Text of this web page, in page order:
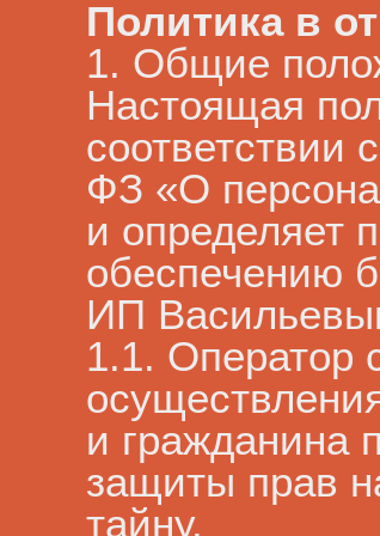
Политика в
1. Общие
Настоящая
соответствии
ФЗ «О
и определяет
обеспечению
ИП
1.1. Оператор
и гражданина
защиты прав
тайну.